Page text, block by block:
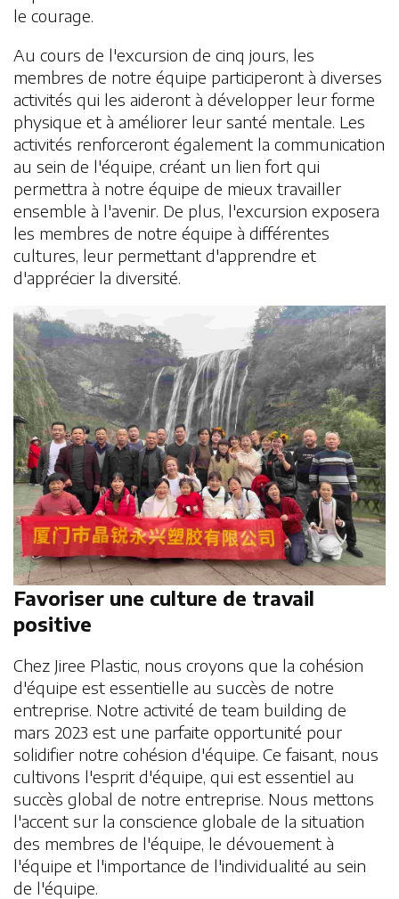
le courage.
Au cours de l'excursion de cinq jours, les
membres de notre équipe participeront à diverses
activités qui les aideront à développer leur forme
physique et à améliorer leur santé mentale. Les
activités renforceront également la communication
au sein de l'équipe, créant un lien fort qui
permettra à notre équipe de mieux travailler
ensemble à l'avenir. De plus, l'excursion exposera
les membres de notre équipe à différentes
cultures, leur permettant d'apprendre et
d'apprécier la diversité.
Favoriser une culture de travail
positive
Chez Jiree Plastic, nous croyons que la cohésion
d'équipe est essentielle au succès de notre
entreprise. Notre activité de team building de
mars 2023 est une parfaite opportunité pour
solidifier notre cohésion d'équipe. Ce faisant, nous
cultivons l'esprit d'équipe, qui est essentiel au
succès global de notre entreprise. Nous mettons
l'accent sur la conscience globale de la situation
des membres de l'équipe, le dévouement à
l'équipe et l'importance de l'individualité au sein
de l'équipe.